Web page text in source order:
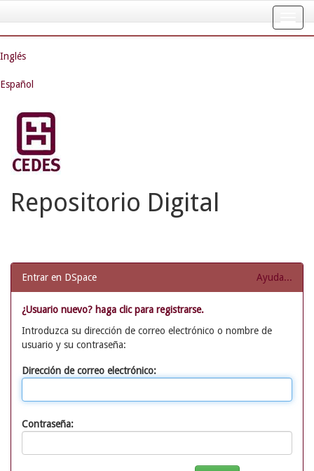
navigation
Inglés
Español
Repositorio Digital
Entrar en DSpace Ayuda...
¿Usuario nuevo? haga clic para registrarse.
Introduzca su dirección de correo electrónico o nombre de
usuario y su contraseña:
Dirección de correo electrónico:
Contraseña: